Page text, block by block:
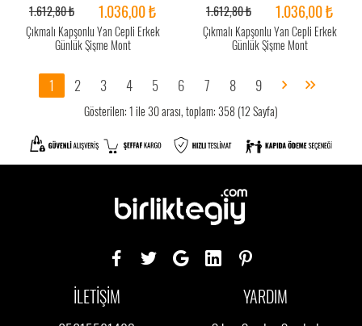
1.612,80 ₺ 1.036,00 ₺
Çıkmalı Kapşonlu Yan Cepli Erkek
Günlük Şişme Mont
1.612,80 ₺ 1.036,00 ₺
Çıkmalı Kapşonlu Yan Cepli Erkek
Günlük Şişme Mont
1 2 3 4 5 6 7 8 9
Gösterilen: 1 ile 30 arası, toplam: 358 (12 Sayfa)
İLETİŞİM YARDIM